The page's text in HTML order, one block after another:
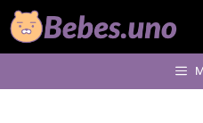
Saltar
al